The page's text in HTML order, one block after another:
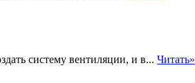
систему вентиляции, и в... Читать»